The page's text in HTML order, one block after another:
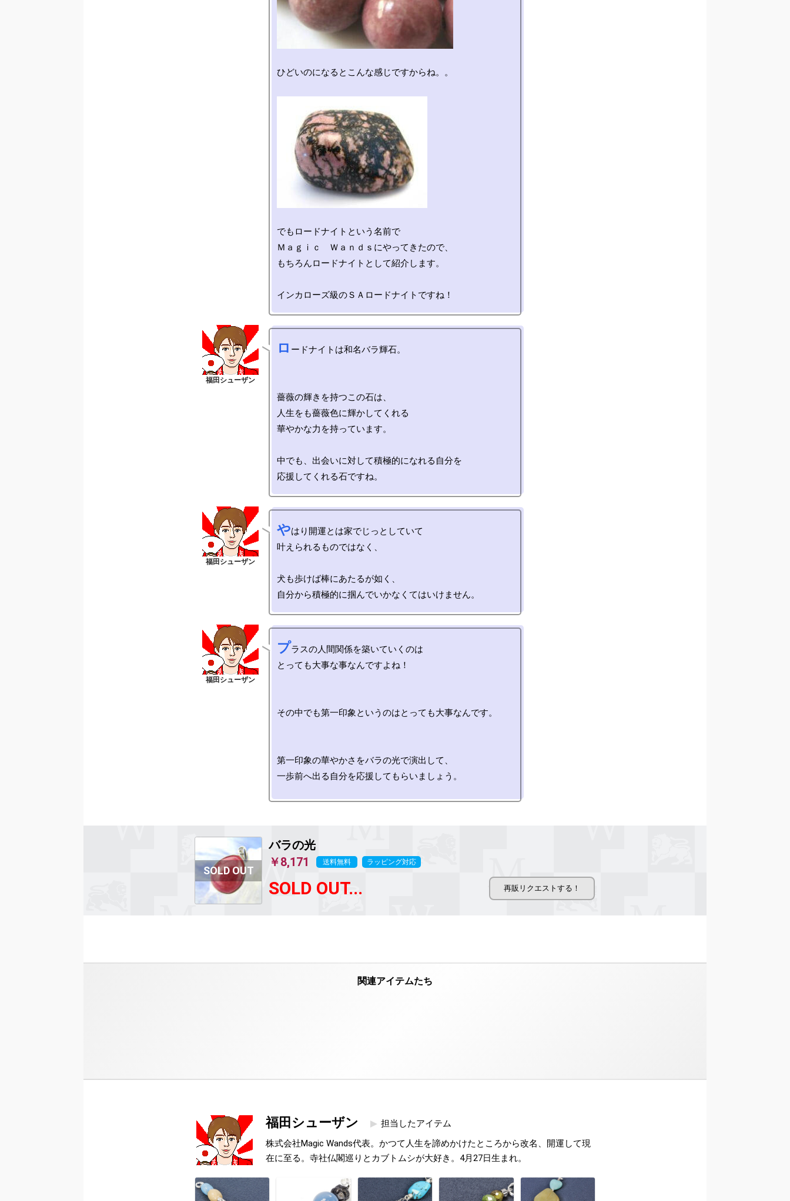
ひどいのになるとこんな感じですからね。。
でもロードナイトという名前で
Ｍａｇｉｃ　Ｗａｎｄｓにやってきたので、
もちろんロードナイトとして紹介します。
ロ ードナイトは和名バラ輝石。
薔薇の輝きを持つこの石は、
人生をも薔薇色に輝かしてくれる
華やかな力を持っています。
中でも、出会いに対して積極的になれる自分を
やはり開運とは家でじっとしていて
叶えられるものではなく、
犬も歩けば棒にあたるが如く、
プラスの人間関係を築いていくのは
とっても大事な事なんですよね！
その中でも第一印象というのはとっても大事なんです。
第一印象の華やかさをバラの光で演出して、
一歩前へ出る自分を応援してもらいましょう。
バラの光
￥8,171
送料無料 ラッピング対応
SOLD OUT...
福田シューザン
担当したアイテム
株式会社Magic Wands代表。かつて人生を諦めかけたところから改名、開運して現
在に至る。寺社仏閣巡りとカブトムシが大好き。4月27日生まれ。